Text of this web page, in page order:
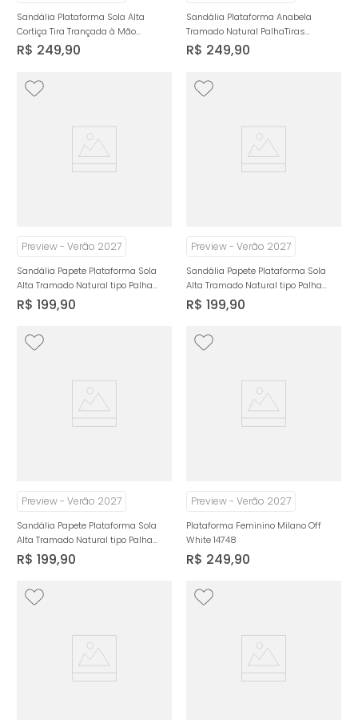
Sandália Plataforma Sola Alta
Cortiça Tira Trançada à Mão
Feminino Milano Cafe 14963
R$ 249,90
Sandália Plataforma Anabela
Tramado Natural PalhaTiras
Cruzadas Feminino Milano Nude
14962
R$ 249,90
Preview - Verão 2027
Sandália Papete Plataforma Sola
Alta Tramado Natural tipo Palha
Feminino Milano Nude 14931
R$ 199,90
Preview - Verão 2027
Sandália Papete Plataforma Sola
Alta Tramado Natural tipo Palha
Feminino Milano Marrom 14931
R$ 199,90
Preview - Verão 2027
Sandália Papete Plataforma Sola
Alta Tramado Natural tipo Palha
Feminino Milano Off White 14931
R$ 199,90
Preview - Verão 2027
Plataforma Feminino Milano Off
White 14748
R$ 249,90